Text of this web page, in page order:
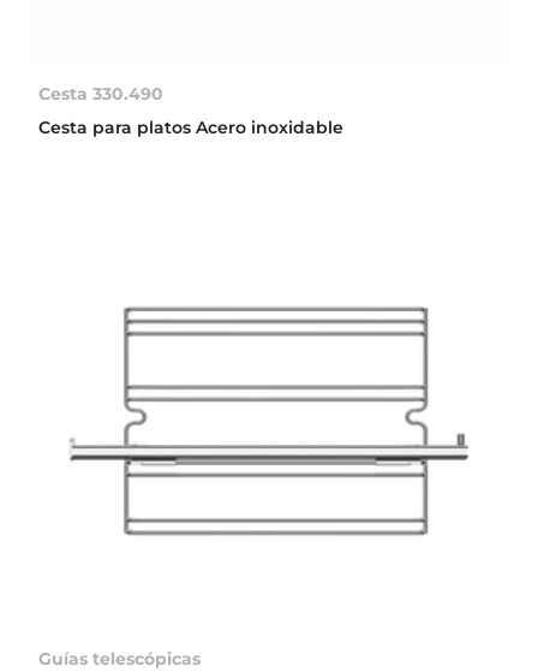
Cesta 330.490
Cesta para platos Acero inoxidable
Guías telescópicas